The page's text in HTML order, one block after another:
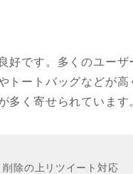
好です。多くのユーザ
ートバッグなどが高
多く寄せられています
除の上リツイート対応